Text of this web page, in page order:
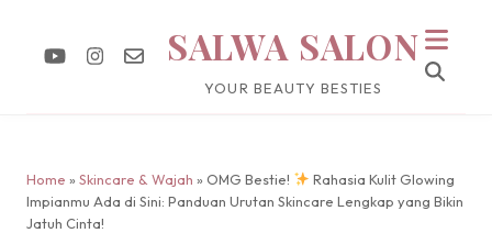
SALWA SALON
YOUR BEAUTY BESTIES
Home » Skincare & Wajah » OMG Bestie!
Rahasia Kulit Glowing
Impianmu Ada di Sini: Panduan Urutan Skincare Lengkap yang Bikin
Jatuh Cinta!